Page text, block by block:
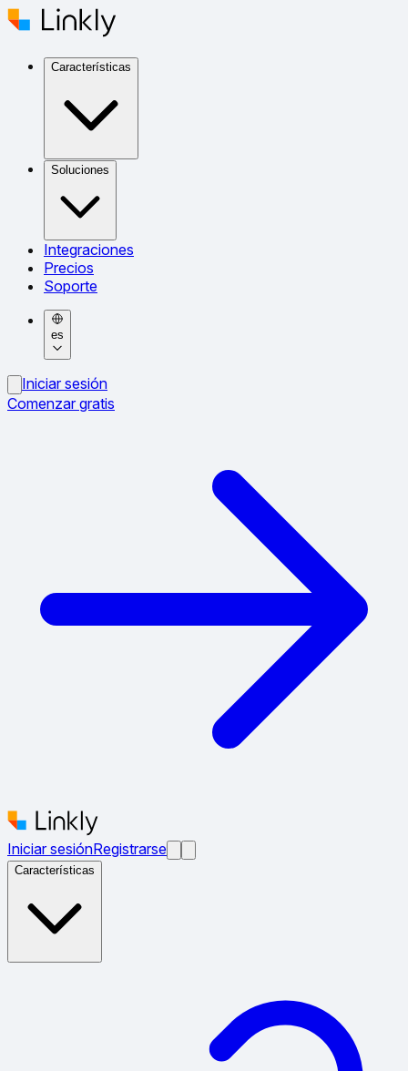
Características
Soluciones
Integraciones
Precios
Soporte
es
Iniciar sesión
Comenzar gratis
Iniciar sesiónRegistrarse
Características